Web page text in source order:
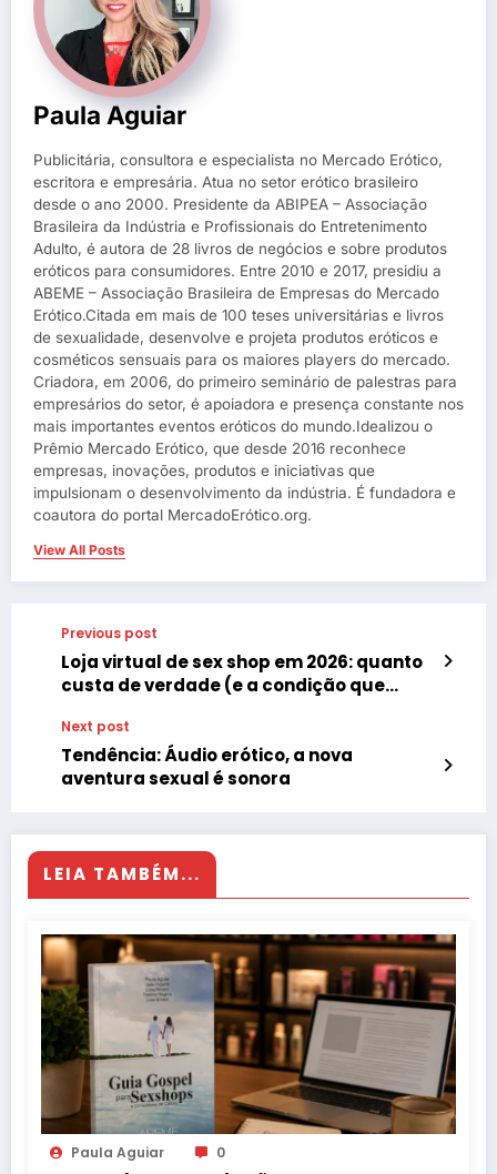
Paula Aguiar
Publicitária, consultora e especialista no Mercado Erótico,
escritora e empresária. Atua no setor erótico brasileiro
desde o ano 2000. Presidente da ABIPEA – Associação
Brasileira da Indústria e Profissionais do Entretenimento
Adulto, é autora de 28 livros de negócios e sobre produtos
eróticos para consumidores. Entre 2010 e 2017, presidiu a
ABEME – Associação Brasileira de Empresas do Mercado
Erótico.Citada em mais de 100 teses universitárias e livros
de sexualidade, desenvolve e projeta produtos eróticos e
cosméticos sensuais para os maiores players do mercado.
Criadora, em 2006, do primeiro seminário de palestras para
empresários do setor, é apoiadora e presença constante nos
mais importantes eventos eróticos do mundo.Idealizou o
Prêmio Mercado Erótico, que desde 2016 reconhece
empresas, inovações, produtos e iniciativas que
impulsionam o desenvolvimento da indústria. É fundadora e
coautora do portal MercadoErótico.org.
View All Posts
Previous post
Loja virtual de sex shop em 2026: quanto
custa de verdade (e a condição que
Next post
Tendência: Áudio erótico, a nova
aventura sexual é sonora
LEIA TAMBÉM...
Paula Aguiar 0